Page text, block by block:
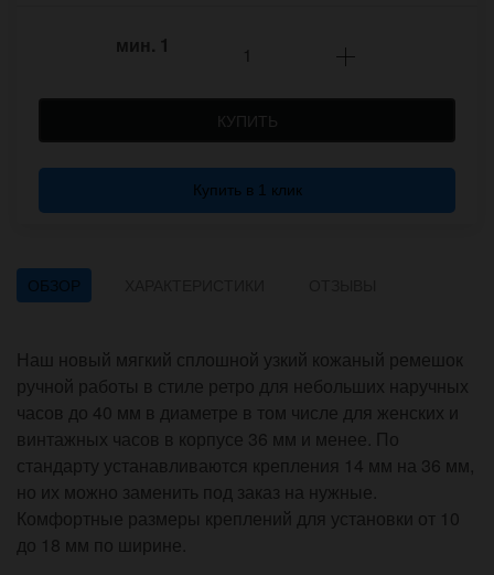
мин. 1
КУПИТЬ
Купить в 1 клик
ОБЗОР
Наш новый мягкий сплошной узкий кожаный ремешок
ручной работы в стиле ретро для небольших наручных
часов до 40 мм в диаметре в том числе для женских и
винтажных часов в корпусе 36 мм и менее. По
стандарту устанавливаются крепления 14 мм на 36 мм,
но их можно заменить под заказ на нужные.
Комфортные размеры креплений для установки от 10
до 18 мм по ширине.